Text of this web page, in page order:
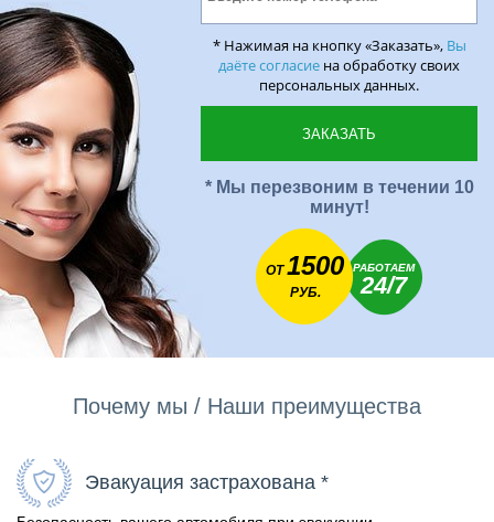
* Нажимая на кнопку «Заказать», Вы
даёте согласие на обработку своих
персональных данных.
* Мы перезвоним в течении 10
минут!
ОТ1500
РУБ.
РАБОТАЕМ
24/7
Почему мы / Наши преимущества
Эвакуация застрахована *